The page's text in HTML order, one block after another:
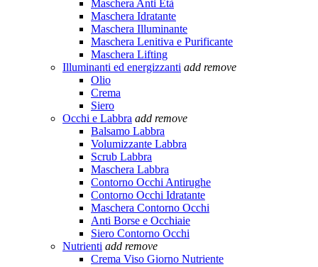
Maschera Anti Età
Maschera Idratante
Maschera Illuminante
Maschera Lenitiva e Purificante
Maschera Lifting
Illuminanti ed energizzanti add remove
Olio
Crema
Siero
Occhi e Labbra add remove
Balsamo Labbra
Volumizzante Labbra
Scrub Labbra
Maschera Labbra
Contorno Occhi Antirughe
Contorno Occhi Idratante
Maschera Contorno Occhi
Anti Borse e Occhiaie
Siero Contorno Occhi
Nutrienti add remove
Crema Viso Giorno Nutriente